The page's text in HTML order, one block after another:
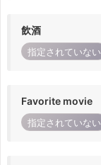
飲酒
指定されていない
Favorite movie
指定されていない